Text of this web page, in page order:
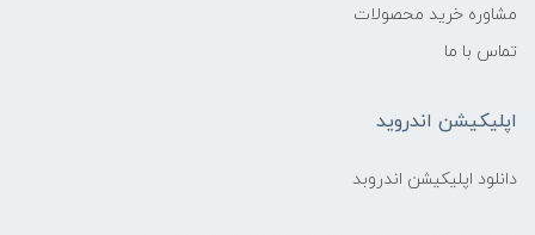
مشاوره خرید محصولات
تماس با ما
اپلیکیشن اندروید
دانلود اپلیکیشن اندروبد